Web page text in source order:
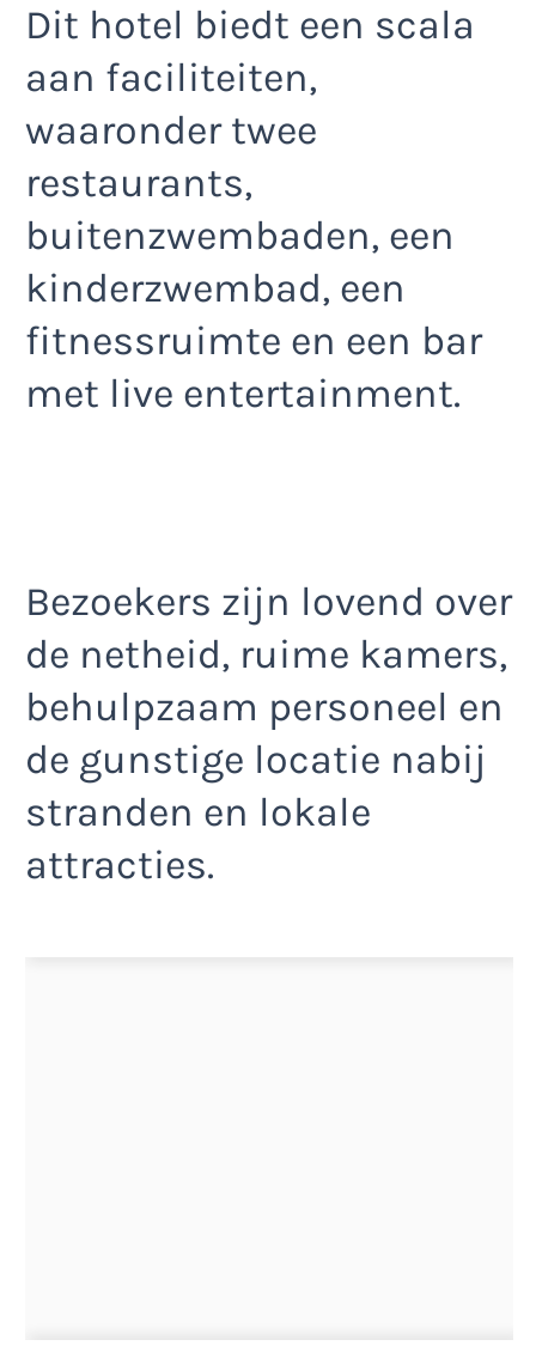
Dit hotel biedt een scala
aan faciliteiten,
waaronder twee
restaurants,
buitenzwembaden, een
kinderzwembad, een
fitnessruimte en een bar
met live entertainment.
Bezoekers zijn lovend over
de netheid, ruime kamers,
behulpzaam personeel en
de gunstige locatie nabij
stranden en lokale
attracties.